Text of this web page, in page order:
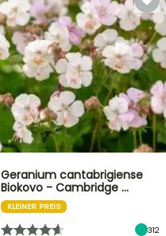
Geranium cantabrigiense
Biokovo - Cambridge …
KLEINER PREIS
312